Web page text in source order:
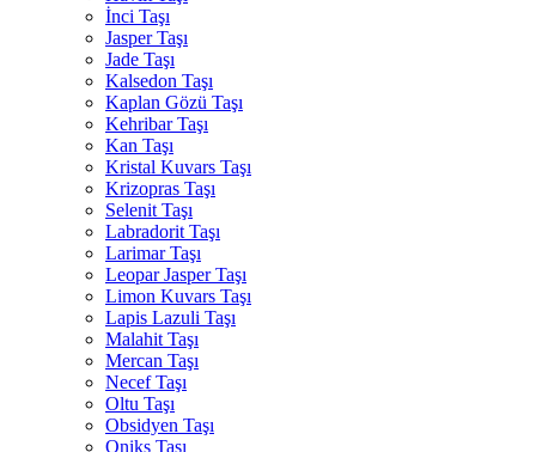
İnci Taşı
Jasper Taşı
Jade Taşı
Kalsedon Taşı
Kaplan Gözü Taşı
Kehribar Taşı
Kan Taşı
Kristal Kuvars Taşı
Krizopras Taşı
Selenit Taşı
Labradorit Taşı
Larimar Taşı
Leopar Jasper Taşı
Limon Kuvars Taşı
Lapis Lazuli Taşı
Malahit Taşı
Mercan Taşı
Necef Taşı
Oltu Taşı
Obsidyen Taşı
Oniks Taşı